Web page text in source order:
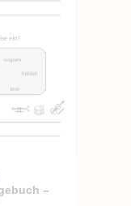
–